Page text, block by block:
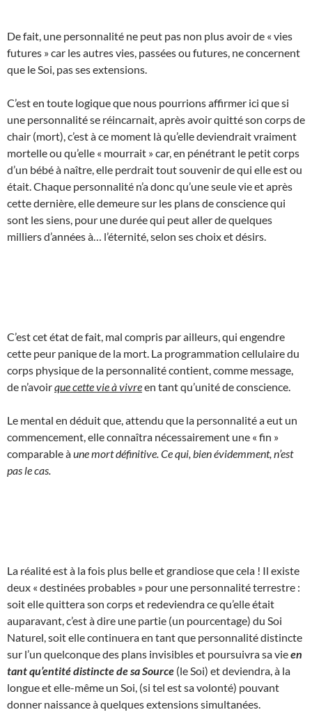
De fait, une personnalité ne peut pas non plus avoir de « vies
futures » car les autres vies, passées ou futures, ne concernent
que le Soi, pas ses extensions.
C’est en toute logique que nous pourrions affirmer ici que si
une personnalité se réincarnait, après avoir quitté son corps de
chair (mort), c’est à ce moment là qu’elle deviendrait vraiment
mortelle ou qu’elle « mourrait » car, en pénétrant le petit corps
d’un bébé à naître, elle perdrait tout souvenir de qui elle est ou
était. Chaque personnalité n’a donc qu’une seule vie et après
cette dernière, elle demeure sur les plans de conscience qui
sont les siens, pour une durée qui peut aller de quelques
milliers d’années à… l’éternité, selon ses choix et désirs.
C’est cet état de fait, mal compris par ailleurs, qui engendre
cette peur panique de la mort. La programmation cellulaire du
corps physique de la personnalité contient, comme message,
de n’avoirque cette vie à vivreen tant qu’unité de conscience.
Le mental en déduit que, attendu que la personnalité a eut un
commencement, elle connaîtra nécessairement une « fin »
comparable àune mort définitive. Ce qui, bien évidemment, n’est
pas le cas.
La réalité est à la fois plus belle et grandiose que cela ! Il existe
deux « destinées probables » pour une personnalité terrestre :
soit elle quittera son corps et redeviendra ce qu’elle était
auparavant, c’est à dire une partie (un pourcentage) du Soi
Naturel, soit elle continuera en tant que personnalité distincte
sur l’un quelconque des plans invisibles et poursuivra sa vieen
tant qu’entité distincte de sa Source (le Soi) et deviendra, à la
longue et elle-même un Soi, (si tel est sa volonté) pouvant
donner naissance à quelques extensions simultanées.